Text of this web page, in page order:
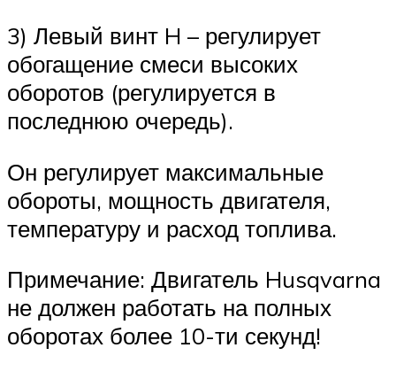
3) Левый винт H – регулирует
обогащение смеси высоких
оборотов (регулируется в
последнюю очередь).
Он регулирует максимальные
обороты, мощность двигателя,
температуру и расход топлива.
Примечание: Двигатель Husqvarna
не должен работать на полных
оборотах более 10-ти секунд!